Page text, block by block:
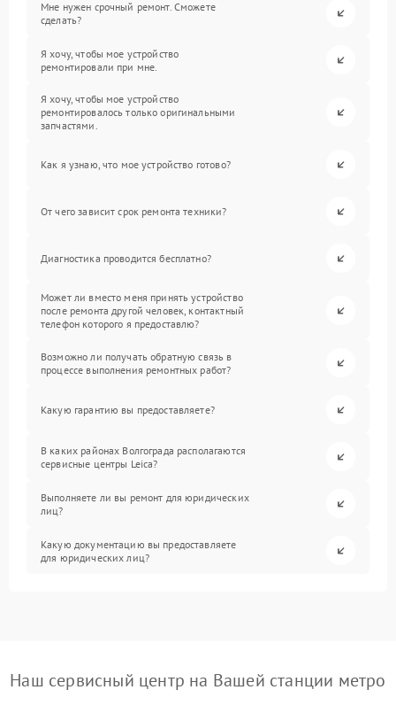
Мне нужен срочный ремонт. Сможете
сделать?
Я хочу, чтобы мое устройство
ремонтировали при мне.
Я хочу, чтобы мое устройство
ремонтировалось только оригинальными
запчастями.
Как я узнаю, что мое устройство готово?
От чего зависит срок ремонта техники?
Диагностика проводится бесплатно?
Может ли вместо меня принять устройство
после ремонта другой человек, контактный
телефон которого я предоставлю?
Возможно ли получать обратную связь в
процессе выполнения ремонтных работ?
Какую гарантию вы предоставляете?
В каких районах Волгограда располагаются
сервисные центры Leica?
Выполняете ли вы ремонт для юридических
лиц?
Какую документацию вы предоставляете
для юридических лиц?
Наш сервисный центр на Вашей станции метро